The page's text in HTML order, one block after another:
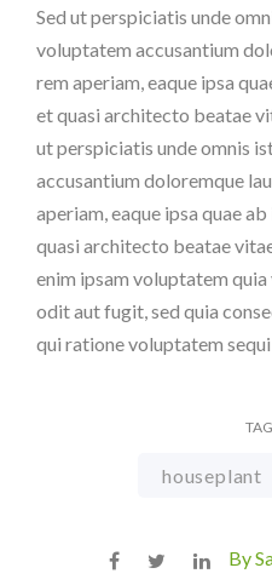
Sed ut perspiciatis unde
voluptatem accusantium
rem aperiam, eaque ipsa
et quasi architecto beatae
ut perspiciatis unde omnis
accusantium doloremque
aperiam, eaque ipsa quae
quasi architecto beatae
enim ipsam voluptatem
odit aut fugit, sed quia
qui ratione voluptatem
TAG
houseplant
By